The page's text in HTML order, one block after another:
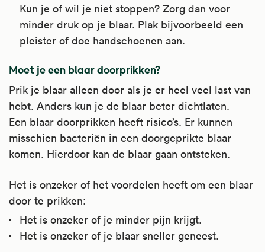
Kun je of wil je niet stoppen? Zorg dan voor
minder druk op je blaar. Plak bijvoorbeeld een
pleister of doe handschoenen aan.
Moet je een blaar doorprikken?
Prik je blaar alleen door als je er heel veel last van
hebt. Anders kun je de blaar beter dichtlaten.
Een blaar doorprikken heeft risico’s. Er kunnen
misschien bacteriën in een doorgeprikte blaar
komen. Hierdoor kan de blaar gaan ontsteken.
Het is onzeker of het voordelen heeft om een blaar
door te prikken:
Het is onzeker of je minder pijn krijgt.
Het is onzeker of je blaar sneller geneest.